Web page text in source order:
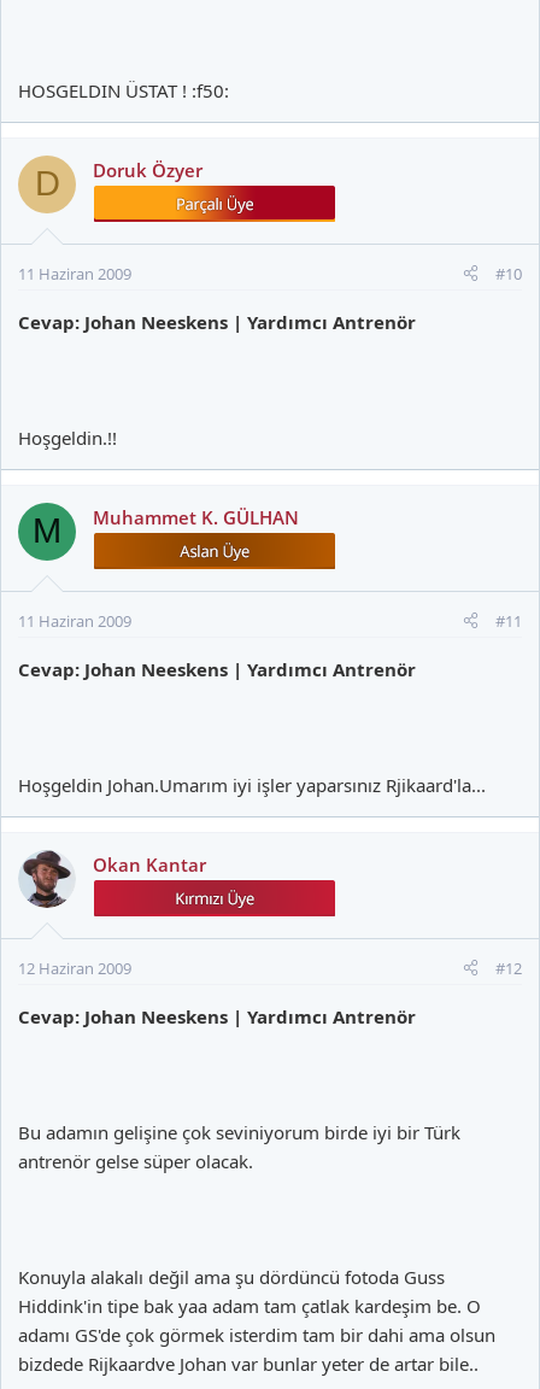
HOSGELDIN ÜSTAT ! :f50:
D Doruk Özyer
11 Haziran 2009 #10
Cevap: Johan Neeskens | Yardımcı Antrenör
Hoşgeldin.!!
M Muhammet K. GÜLHAN
11 Haziran 2009 #11
Cevap: Johan Neeskens | Yardımcı Antrenör
Hoşgeldin Johan.Umarım iyi işler yaparsınız Rjikaard'la...
Okan Kantar
12 Haziran 2009 #12
Cevap: Johan Neeskens | Yardımcı Antrenör
Bu adamın gelişine çok seviniyorum birde iyi bir Türk
antrenör gelse süper olacak.
Konuyla alakalı değil ama şu dördüncü fotoda Guss
Hiddink'in tipe bak yaa adam tam çatlak kardeşim be. O
adamı GS'de çok görmek isterdim tam bir dahi ama olsun
bizdede Rijkaardve Johan var bunlar yeter de artar bile..